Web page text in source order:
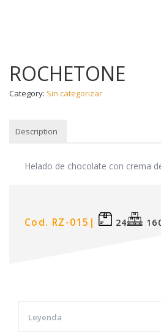
ROCHETONE
Category: Sin categorizar
Description
DESCRIPTION
Helado de chocolate con crema
Cod. RZ-015| 24
Leyenda